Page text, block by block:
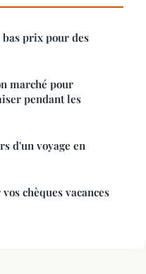
prix pour des
marché pour
pendant les
d'un voyage en
chèques vacances